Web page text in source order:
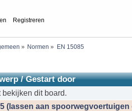
Registreren
» Normen » EN 15085
/Gestart door
dit board.
(lassen aan